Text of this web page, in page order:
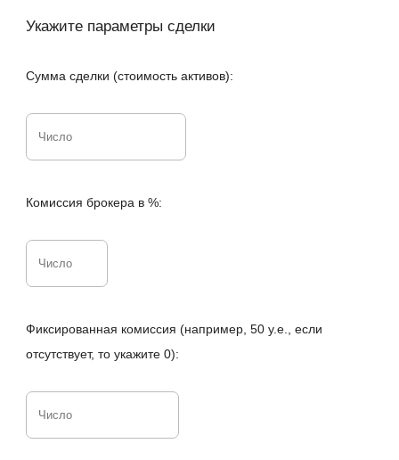
Укажите параметры сделки
Сумма сделки (cтоимость активов):
Комиссия брокера в %:
Фиксированная комиссия (например, 50 у.е., если
отсутствует, то укажите 0):